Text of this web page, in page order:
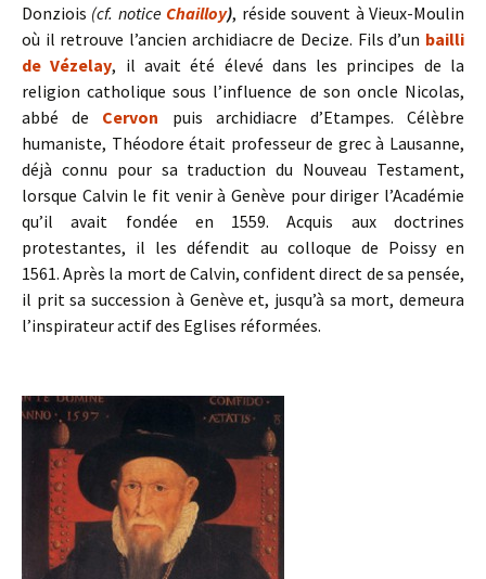
Donziois (cf. notice Chailloy), réside souvent à Vieux-Moulin
où il retrouve l’ancien archidiacre de Decize. Fils d’un bailli
de Vézelay, il avait été élevé dans les principes de la
religion catholique sous l’influence de son oncle Nicolas,
abbé de Cervon puis archidiacre d’Etampes. Célèbre
humaniste, Théodore était professeur de grec à Lausanne,
déjà connu pour sa traduction du Nouveau Testament,
lorsque Calvin le fit venir à Genève pour diriger l’Académie
qu’il avait fondée en 1559. Acquis aux doctrines
protestantes, il les défendit au colloque de Poissy en
1561. Après la mort de Calvin, confident direct de sa pensée,
il prit sa succession à Genève et, jusqu’à sa mort, demeura
l’inspirateur actif des Eglises réformées.